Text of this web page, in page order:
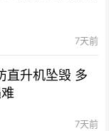
7天前
直升机坠毁 多
7天前